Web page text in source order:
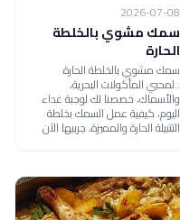
2026-07-08
سمك مشوي بالخلطة
الحارة
سمك مشوي بالخلطة الحارة
..لمحبي المأكولات البحرية،
والأسماك، خصصنا لك لوجبة غداء
اليوم، كيفية عمل السمك بخلطة
التتبيلة الحارة والمميزة، جربيها الآن